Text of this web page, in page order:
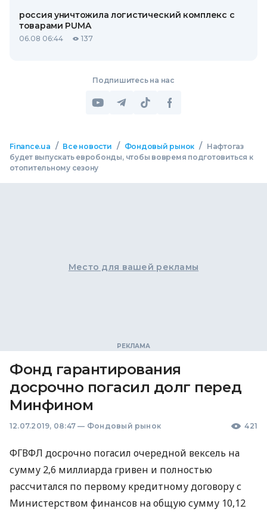
россия уничтожила логистический комплекс с
товарами PUMA
06.08 06:44 137
Подпишитесь на нас
Finance.ua / Все новости / Фондовый рынок /
Нафтогаз
будет выпускать евробонды, чтобы вовремя подготовиться к
отопительному сезону
Место для вашей рекламы
Фонд гарантирования
досрочно погасил долг перед
Минфином
12.07.2019, 08:47 — Фондовый рынок 421
ФГВФЛ досрочно погасил очередной вексель на
сумму 2,6 миллиарда гривен и полностью
рассчитался по первому кредитному договору с
Министерством финансов на общую сумму 10,12